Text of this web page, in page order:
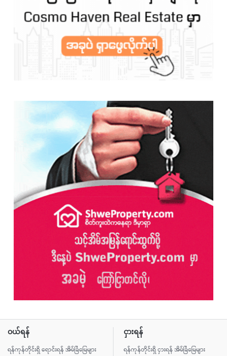
ဝယ်ရန်
ရန်ကုန်တိုင်းရှိ ရောင်းရန် အိမ်ခြံမြေများ
ငှားရန်
ရန်ကုန်တိုင်းရှိ ငှားရန် အိမ်ခြံမြေများ